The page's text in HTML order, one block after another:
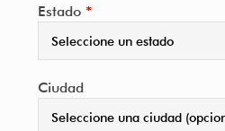
USUARIOS
Estado *
Ciudad